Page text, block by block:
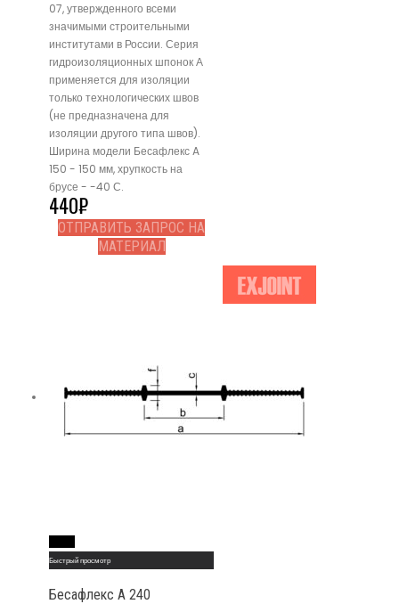
07, утвержденного всеми
значимыми строительными
институтами в России. Серия
гидроизоляционных шпонок А
применяется для изоляции
только технологических швов
(не предназначена для
изоляции другого типа швов).
Ширина модели Бесафлекс A
150 - 150 мм, хрупкость на
брусе - -40 С.
440₽
ОТПРАВИТЬ ЗАПРОС НА
МАТЕРИАЛ
Быстрый просмотр
Бесафлекс A 240